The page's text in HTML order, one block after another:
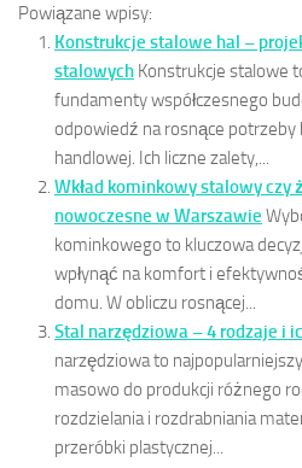
Powiązane wpisy:
Konstrukcje stalowe hal –
stalowych Konstrukcje stalowe
fundamenty współczesnego
odpowiedź na rosnące potrzeby
handlowej. Ich liczne zalety,...
Wkład kominkowy stalowy czy
nowoczesne w Warszawie
kominkowego to kluczowa
wpłynąć na komfort i
domu. W obliczu rosnącej...
Stal narzędziowa – 4 rodzaje i
narzędziowa to
masowo do produkcji różnego
rozdzielania i rozdrabniania
przeróbki plastycznej...